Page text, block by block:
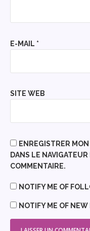
E-MAIL *
SITE WEB
ENREGISTRER
DANS LE
COMMENTAIRE.
NOTIFY ME OF
NOTIFY ME OF